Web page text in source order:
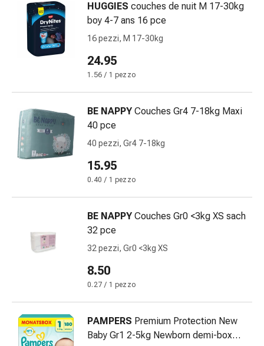
compressive
sostegno
Circolazione
del
fumo
Vene
Disturbi
cardiaci
nervosi
Disturbi
memoria
concentrazione
Antiallergico
Naso
Stomaco
HUGGIES couches de nuit M 17-30kg
boy 4-7 ans 16 pce
16 pezzi, M 17-30kg
24.95
1.56 / 1 pezzo
BE NAPPY Couches Gr4 7-18kg Maxi
40 pce
40 pezzi, Gr4 7-18kg
15.95
0.40 / 1 pezzo
BE NAPPY Couches Gr0 <3kg XS sach
32 pce
32 pezzi, Gr0 <3kg XS
8.50
0.27 / 1 pezzo
PAMPERS Premium Protection New
Baby Gr1 2-5kg Newborn demi-box